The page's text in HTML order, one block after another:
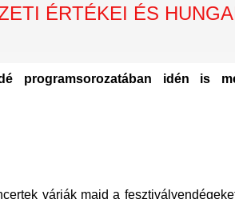
ÉRTÉKEI ÉS
programsorozatában idén is
várják majd a